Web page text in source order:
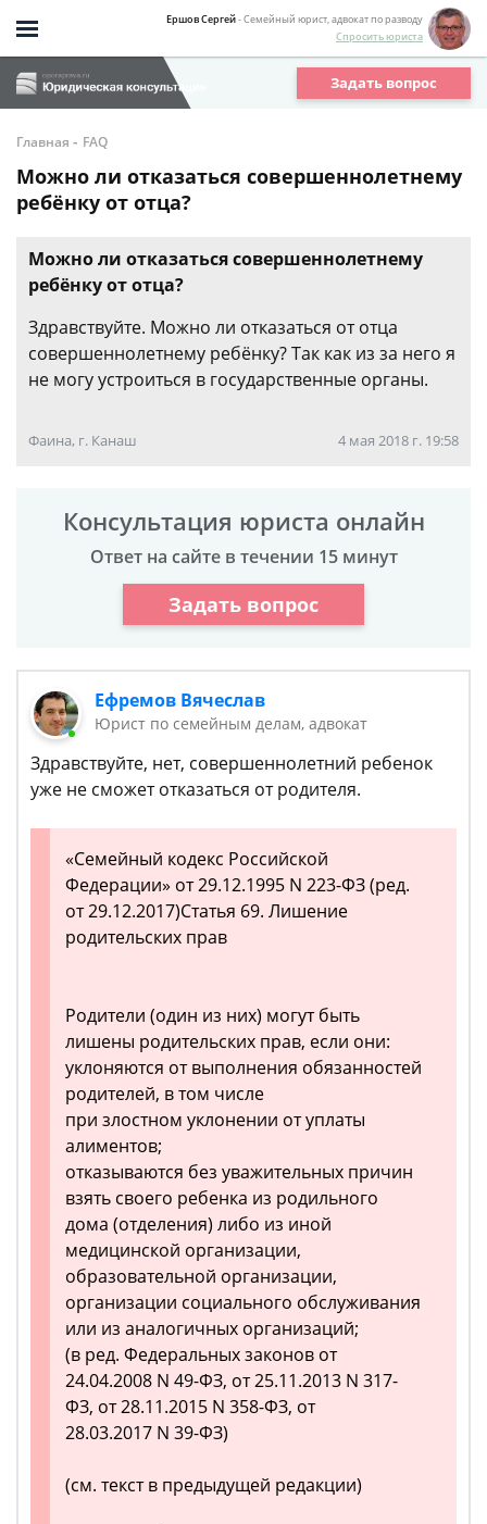
Ершов Сергей- Семейный юрист, адвокат по разводу
Спросить юриста
Задать вопрос
Главная - FAQ
Можно ли отказаться совершеннолетнему
ребёнку от отца?
Можно ли отказаться совершеннолетнему
ребёнку от отца?
Здравствуйте. Можно ли отказаться от отца
совершеннолетнему ребёнку? Так как из за него я
не могу устроиться в государственные органы.
Фаина, г. Канаш 4 мая 2018 г. 19:58
Консультация юриста онлайн
Ответ на сайте в течении 15 минут
Задать вопрос
Ефремов Вячеслав
Юрист по семейным делам, адвокат
Здравствуйте, нет, совершеннолетний ребенок
уже не сможет отказаться от родителя.
«Семейный кодекс Российской
Федерации» от 29.12.1995 N 223-ФЗ (ред.
от 29.12.2017)Статья 69. Лишение
родительских прав
Родители (один из них) могут быть
лишены родительских прав, если они:
уклоняются от выполнения обязанностей
родителей, в том числе
при злостном уклонении от уплаты
алиментов;
отказываются без уважительных причин
взять своего ребенка из родильного
дома (отделения) либо из иной
медицинской организации,
образовательной организации,
организации социального обслуживания
или из аналогичных организаций;
(в ред. Федеральных законов от
24.04.2008 N 49-ФЗ, от 25.11.2013 N 317-
ФЗ, от 28.11.2015 N 358-ФЗ, от
28.03.2017 N 39-ФЗ)
(см. текст в предыдущей редакции)